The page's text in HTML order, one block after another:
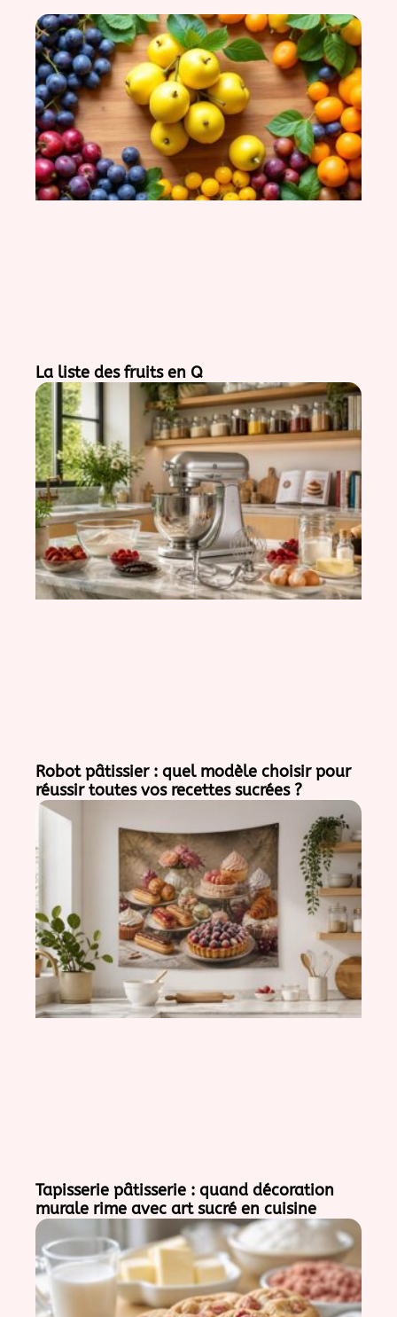
La liste des fruits en Q
Robot pâtissier : quel modèle choisir pour
réussir toutes vos recettes sucrées ?
Tapisserie pâtisserie : quand décoration
murale rime avec art sucré en cuisine